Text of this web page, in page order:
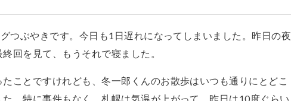
つぶやきです。今日も1日遅れになってしまいました。昨日の夜
回を見て、もうそれで寝ました。
ことですけれども、冬一郎くんのお散歩はいつも通りにとどこ
た。特に事件もなく。札幌は気温が上がって、昨日は10度ぐらい